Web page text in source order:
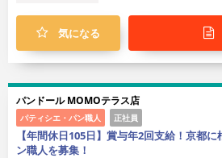
気になる
パンドール MOMOテラス店
パティシエ・パン職人 正社員
【年間休日105日】賞与年2回支給！京都
ン職人を募集！